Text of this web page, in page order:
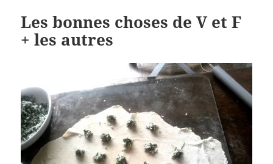
Les bonnes choses de V et F
+ les autres